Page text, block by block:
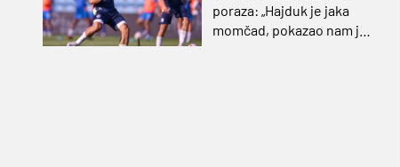
poraza: „Hajduk je jaka
momčad, pokazao nam je